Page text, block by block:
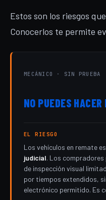
Estos son los riesgos
Conocerlos te permite
MECÁNICO · SIN PRUEBA
NO PUEDES
EL RIESGO
Los vehículos en remate
judicial. Los
de inspección visual
por tiempos extendidos,
electrónico permitido. Es